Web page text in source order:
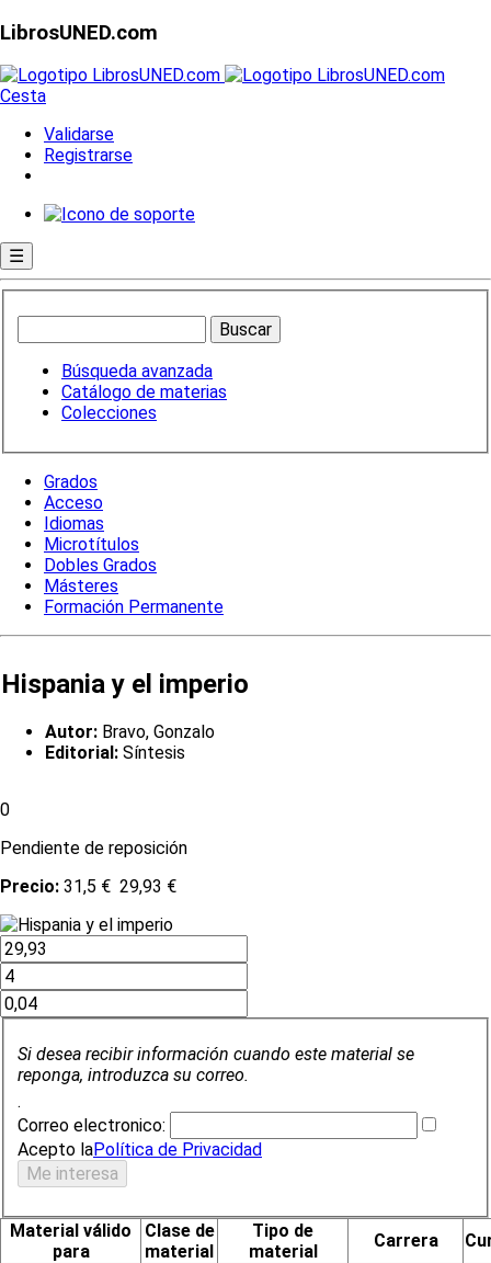
LibrosUNED.com
Cesta
Validarse
Registrarse
☰
Búsqueda avanzada
Catálogo de materias
Colecciones
Grados
Acceso
Idiomas
Microtítulos
Dobles Grados
Másteres
Formación Permanente
Hispania y el imperio
Autor: Bravo, Gonzalo
Editorial: Síntesis
0
Pendiente de reposición
Precio: 31,5 € 29,93 €
Si desea recibir información cuando este material se
reponga, introduzca su correo.
.
Correo electronico:
Acepto laPolítica de Privacidad
Material válido
para
Clase de
material
Tipo de
material
Carrera